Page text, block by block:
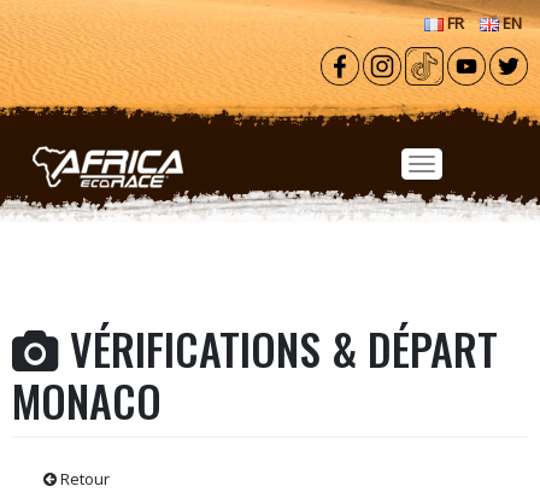
Aller au contenu principal
FR EN
VÉRIFICATIONS & DÉPART
MONACO
Retour